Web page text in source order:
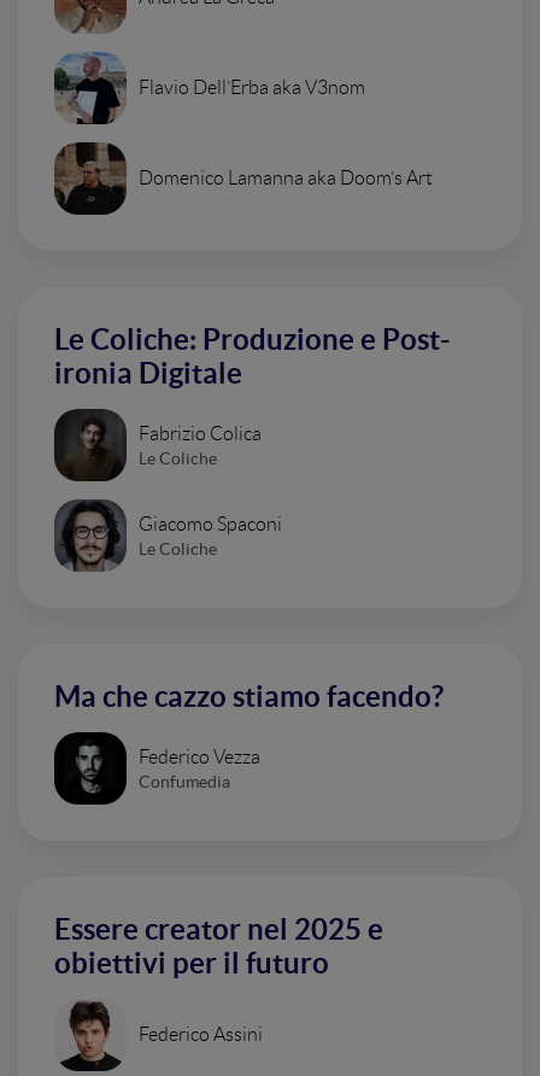
Flavio Dell’Erba aka V3nom
Domenico Lamanna aka Doom’s Art
Le Coliche: Produzione e Post-
ironia Digitale
Fabrizio Colica
Le Coliche
Giacomo Spaconi
Le Coliche
Ma che cazzo stiamo facendo?
Federico Vezza
Confumedia
Essere creator nel 2025 e
obiettivi per il futuro
Federico Assini